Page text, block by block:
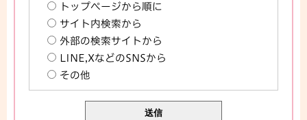
トップページから順に
サイト内検索から
外部の検索サイトから
LINE,XなどのSNSから
その他